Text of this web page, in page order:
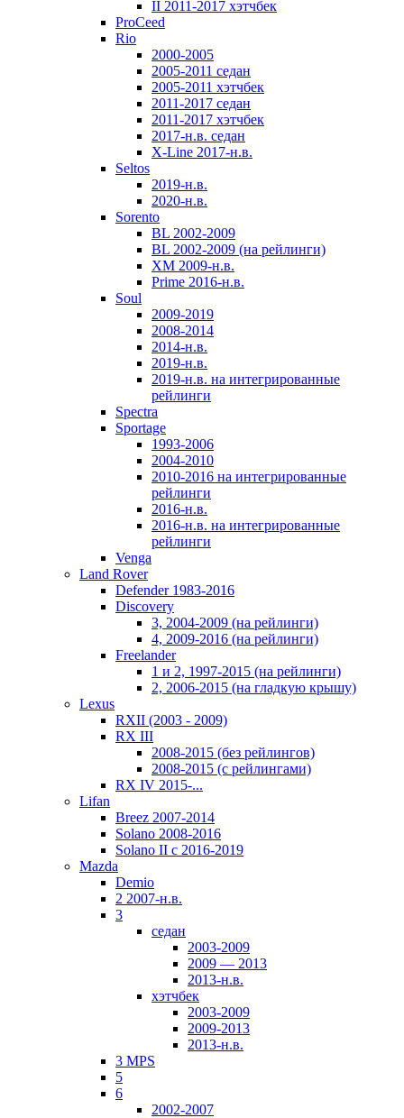
II 2011-2017 хэтчбек
ProCeed
Rio
2000-2005
2005-2011 седан
2005-2011 хэтчбек
2011-2017 седан
2011-2017 хэтчбек
2017-н.в. седан
X-Line 2017-н.в.
Seltos
2019-н.в.
2020-н.в.
Sorento
BL 2002-2009
BL 2002-2009 (на рейлинги)
XM 2009-н.в.
Prime 2016-н.в.
Soul
2009-2019
2008-2014
2014-н.в.
2019-н.в.
2019-н.в. на интегрированные
рейлинги
Spectra
Sportage
1993-2006
2004-2010
2010-2016 на интегрированные
рейлинги
2016-н.в.
2016-н.в. на интегрированные
рейлинги
Venga
Land Rover
Defender 1983-2016
Discovery
3, 2004-2009 (на рейлинги)
4, 2009-2016 (на рейлинги)
Freelander
1 и 2, 1997-2015 (на рейлинги)
2, 2006-2015 (на гладкую крышу)
Lexus
RXII (2003 - 2009)
RX III
2008-2015 (без рейлингов)
2008-2015 (с рейлингами)
RX IV 2015-...
Lifan
Breez 2007-2014
Solano 2008-2016
Solano II c 2016-2019
Mazda
Demio
2 2007-н.в.
3
седан
2003-2009
2009 — 2013
2013-н.в.
хэтчбек
2003-2009
2009-2013
2013-н.в.
3 MPS
5
6
2002-2007